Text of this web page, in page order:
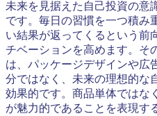
未来を見据えた自己投資の意
です。毎日の習慣を一つ積み
い結果が返ってくるという前
チベーションを高めます。そ
は、パッケージデザインや広
分ではなく、未来の理想的な
効果的です。商品単体ではな
が魅力的であることを表現す